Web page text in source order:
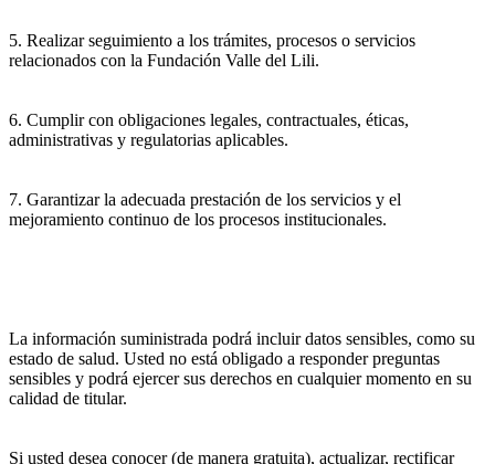
5. Realizar seguimiento a los trámites, procesos o servicios
relacionados con la Fundación Valle del Lili.
6. Cumplir con obligaciones legales, contractuales, éticas,
administrativas y regulatorias aplicables.
7. Garantizar la adecuada prestación de los servicios y el
mejoramiento continuo de los procesos institucionales.
La información suministrada podrá incluir datos sensibles, como su
estado de salud. Usted no está obligado a responder preguntas
sensibles y podrá ejercer sus derechos en cualquier momento en su
calidad de titular.
Si usted desea conocer (de manera gratuita), actualizar, rectificar